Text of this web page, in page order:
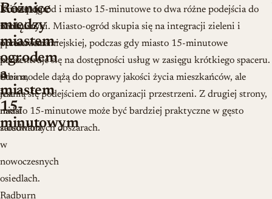
Koncepcja
Radburn,
opracowana
przez
Steina,
jest
nadal
stosowana
w
nowoczesnych
osiedlach.
Radburn
Różnice
między
miastem-
ogrodem
a
miastem
15-
minutowym
Miasto-ogród i miasto 15-minutowe to dwa różne podejścia do
urbanistyki. Miasto-ogród skupia się na integracji zieleni i
przestrzeni miejskiej, podczas gdy miasto 15-minutowe
koncentruje się na dostępności usług w zasięgu krótkiego spaceru.
Oba modele dążą do poprawy jakości życia mieszkańców, ale
różnią się podejściem do organizacji przestrzeni. Z drugiej strony,
miasto 15-minutowe może być bardziej praktyczne w gęsto
zaludnionych obszarach.